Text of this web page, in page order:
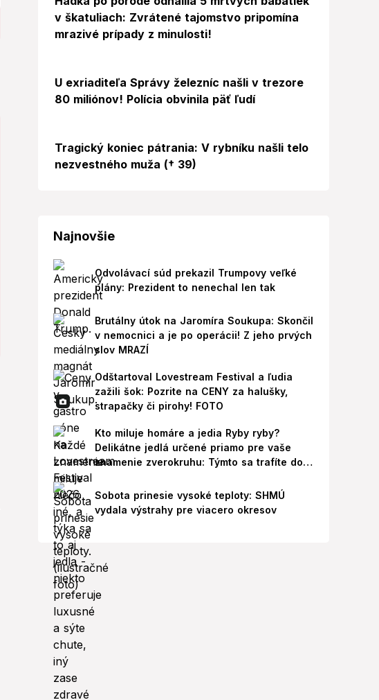
v škatuliach: Zvrátené tajomstvo pripomína
mrazivé prípady z minulosti!
U exriaditeľa Správy železníc našli v trezore
80 miliónov! Polícia obvinila päť ľudí
Tragický koniec pátrania: V rybníku našli telo
nezvestného muža († 39)
Najnovšie
Odvolávací súd prekazil Trumpovy veľké
plány: Prezident to nenechal len tak
Brutálny útok na Jaromíra Soukupa: Skončil
v nemocnici a je po operácii! Z jeho prvých
slov MRAZÍ
Odštartoval Lovestream Festival a ľudia
zažili šok: Pozrite na CENY za halušky,
strapačky či pirohy! FOTO
Kto miluje homáre a jedia Ryby ryby?
Delikátne jedlá určené priamo pre vaše
znamenie zverokruhu: Týmto sa trafíte do
Sobota prinesie vysoké teploty: SHMÚ
vydala výstrahy pre viacero okresov